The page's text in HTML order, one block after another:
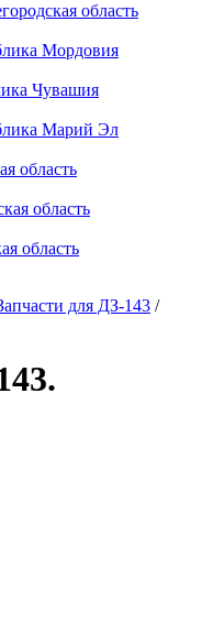
область
Мордовия
Чувашия
Марий Эл
область
область
область
для ДЗ-143 /